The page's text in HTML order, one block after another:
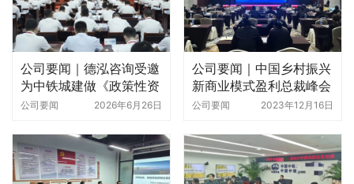
公司要闻｜德泓咨询受邀
为中铁城建做《政策性资
金谋划》专题培训
公司要闻 2026年6月26日
公司要闻｜中国乡村振兴
新商业模式盈利总裁峰会
——德泓咨询刘校锋做主
公司要闻 2023年12月16日